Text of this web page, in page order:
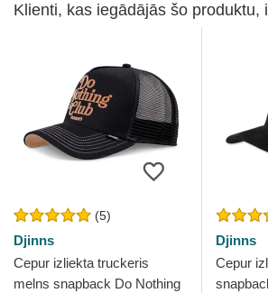
Klienti, kas iegādājās šo produktu,
(5)
Djinns
Cepur izliekta truckeris
melns snapback Do Nothing
Djinns
Cepur